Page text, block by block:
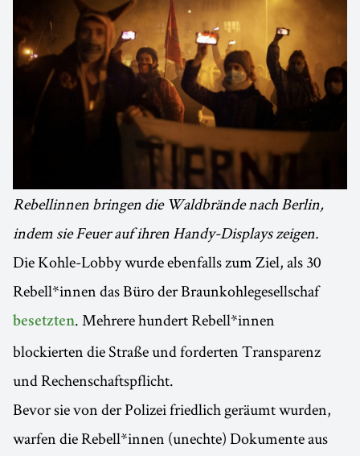
Rebellinnen bringen die Waldbrände nach Berlin,
indem sie Feuer auf ihren Handy-Displays zeigen.
Die Kohle-Lobby wurde ebenfalls zum Ziel, als 30
Rebell*innen das Büro der Braunkohlegesellschaf
besetzten. Mehrere hundert Rebell*innen
blockierten die Straße und forderten Transparenz
und Rechenschaftspflicht.
Bevor sie von der Polizei friedlich geräumt wurden,
warfen die Rebell*innen (unechte) Dokumente aus